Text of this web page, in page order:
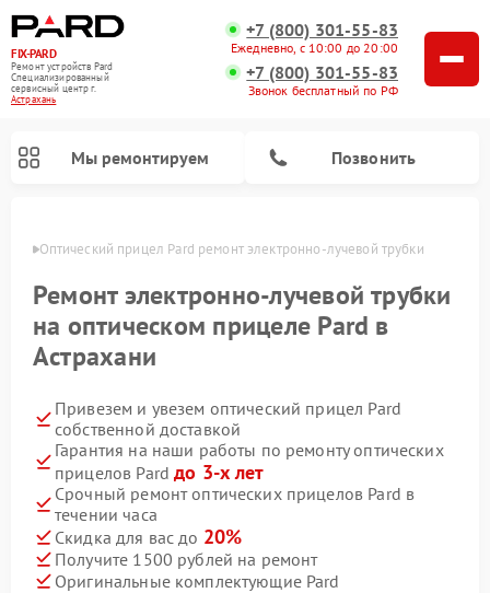
FIX-PARD
Ремонт устройств Pard
Специализированный
cервисный центр г.
Астрахань
+7 (800) 301-55-83
Ежедневно, с 10:00 до 20:00
+7 (800) 301-55-83
Звонок бесплатный по РФ
Мы ремонтируем Позвонить
Оптический прицел Pard ремонт электронно-лучевой трубки
Ремонт электронно-лучевой трубки
на оптическом прицеле Pard в
Астрахани
Привезем и увезем оптический прицел Pard
собственной доставкой
Гарантия на наши работы по ремонту оптических
прицелов Pardдо 3-х лет
Срочный ремонт оптических прицелов Pard в
течении часа
Скидка для вас до 20%
Получите 1500 рублей на ремонт
Оригинальные комплектующие Pard